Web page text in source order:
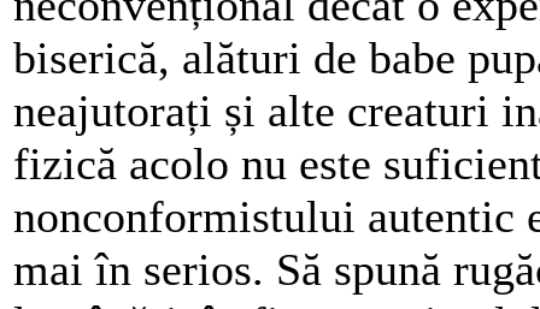
biserică, alături de babe
neajutorați și alte creaturi
fizică acolo nu este
nonconformistului autentic
mai în serios. Să spună